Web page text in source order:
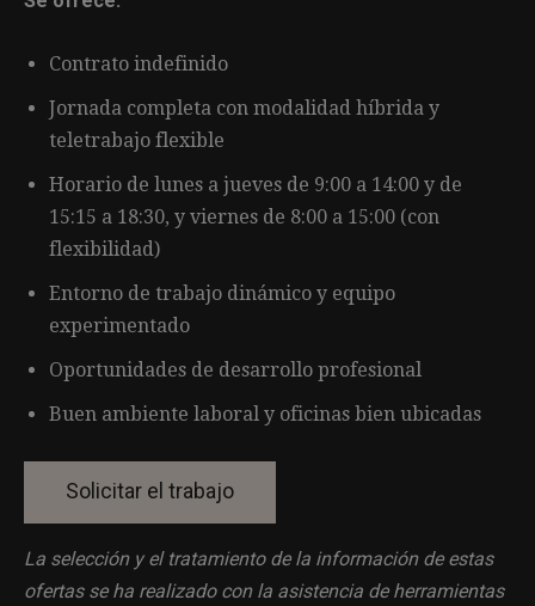
Contrato indefinido
Jornada completa con modalidad híbrida y
teletrabajo flexible
Horario de lunes a jueves de 9:00 a 14:00 y de
15:15 a 18:30, y viernes de 8:00 a 15:00 (con
flexibilidad)
Entorno de trabajo dinámico y equipo
experimentado
Oportunidades de desarrollo profesional
Buen ambiente laboral y oficinas bien ubicadas
La selección y el tratamiento de la información de estas
ofertas se ha realizado con la asistencia de herramientas